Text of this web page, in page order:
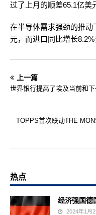
过了上月的顺差65.1亿美
在半导体需求强劲的推动
元，而进口同比增长8.2%
上一篇
世界银行提高了埃及当前和
TOPPS首次联动THE
热点
经济强国德
2024年1月